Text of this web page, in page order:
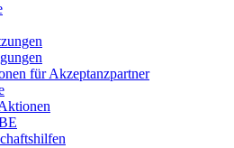
für Akzeptanzpartner